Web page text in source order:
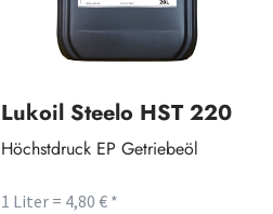
Lukoil Steelo HST 220
Höchstdruck EP Getriebeöl
1 Liter = 4,80 € *